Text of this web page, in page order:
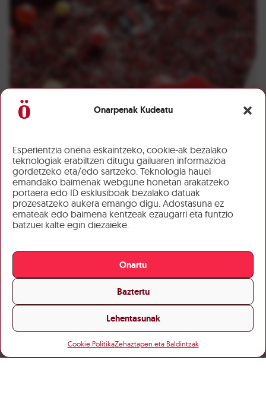
Onarpenak Kudeatu
Esperientzia onena eskaintzeko, cookie-ak bezalako
teknologiak erabiltzen ditugu gailuaren informazioa
gordetzeko eta/edo sartzeko. Teknologia hauei
emandako baimenak webgune honetan arakatzeko
portaera edo ID esklusiboak bezalako datuak
prozesatzeko aukera emango digu. Adostasuna ez
emateak edo baimena kentzeak ezaugarri eta funtzio
batzuei kalte egin diezaieke.
Onartu
Baztertu
Lehentasunak
Cookie PolitikaZehaztapen eta Baldintzak